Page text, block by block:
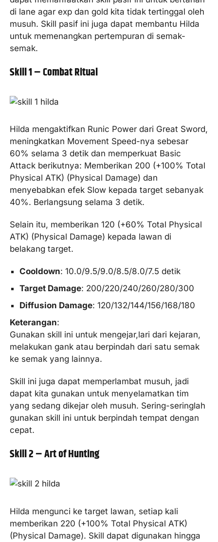
di lane agar exp dan gold kita tidak tertinggal oleh
musuh. Skill pasif ini juga dapat membantu Hilda
untuk memenangkan pertempuran di semak-
semak.
Skill 1 – Combat Ritual
Hilda mengaktifkan Runic Power dari Great Sword,
meningkatkan Movement Speed-nya sebesar
60% selama 3 detik dan memperkuat Basic
Attack berikutnya: Memberikan 200 (+100% Total
Physical ATK) (Physical Damage) dan
menyebabkan efek Slow kepada target sebanyak
40%. Berlangsung selama 3 detik.
Selain itu, memberikan 120 (+60% Total Physical
ATK) (Physical Damage) kepada lawan di
belakang target.
Cooldown: 10.0/9.5/9.0/8.5/8.0/7.5 detik
Target Damage: 200/220/240/260/280/300
Diffusion Damage: 120/132/144/156/168/180
Keterangan:
Gunakan skill ini untuk mengejar,lari dari kejaran,
melakukan gank atau berpindah dari satu semak
ke semak yang lainnya.
Skill ini juga dapat memperlambat musuh, jadi
dapat kita gunakan untuk menyelamatkan tim
yang sedang dikejar oleh musuh. Sering-seringlah
gunakan skill ini untuk berpindah tempat dengan
cepat.
Skill 2 – Art of Hunting
Hilda mengunci ke target lawan, setiap kali
memberikan 220 (+100% Total Physical ATK)
(Physical Damage). Skill dapat digunakan hingga